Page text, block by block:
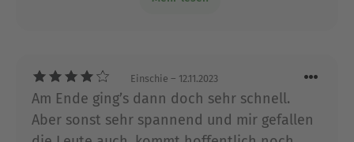
Über Doris Litz
Doris Litz, geboren in Hachenburg im Westerwald,
lebt mit ihrem Mann in Neuwied und arbeitete
Einschie – 12.11.2023
Am Ende ging’s dann doch sehr schnell.
Aber sonst sehr spannend und mir gefallen